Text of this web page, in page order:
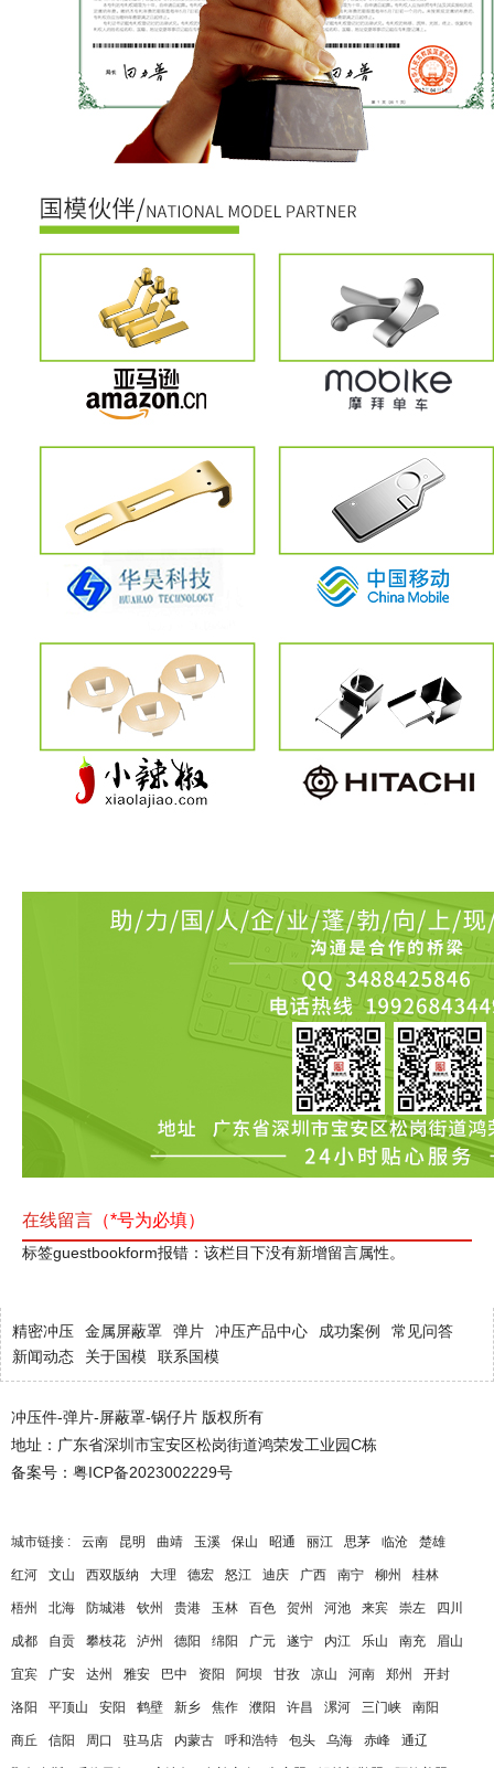
在线留言 （*号为必填）
标签guestbookform报错：该栏目下没有新增留言属性。
精密冲压 金属屏蔽罩 弹片 冲压产品中心 成功案例
常见问答
新闻动态
关于国模 联系国模
冲压件-弹片-屏蔽罩-锅仔片 版权所有
地址：广东省深圳市宝安区松岗街道鸿荣发工业园C栋
备案号： 粤ICP备2023002229号
城市链接 : 云南 昆明 曲靖 玉溪 保山 昭通 丽江 思茅 临沧 楚雄
红河 文山 西双版纳 大理 德宏 怒江 迪庆 广西 南宁 柳州 桂林
梧州 北海 防城港 钦州 贵港 玉林 百色 贺州 河池 来宾 崇左 四川
成都 自贡 攀枝花 泸州 德阳 绵阳 广元 遂宁 内江 乐山 南充 眉山
宜宾 广安 达州 雅安 巴中 资阳 阿坝 甘孜 凉山 河南 郑州 开封
洛阳 平顶山 安阳 鹤壁 新乡 焦作 濮阳 许昌 漯河 三门峡 南阳
商丘 信阳 周口 驻马店 内蒙古 呼和浩特 包头 乌海 赤峰 通辽